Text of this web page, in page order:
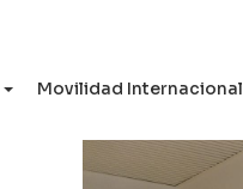
Movilidad Internacional